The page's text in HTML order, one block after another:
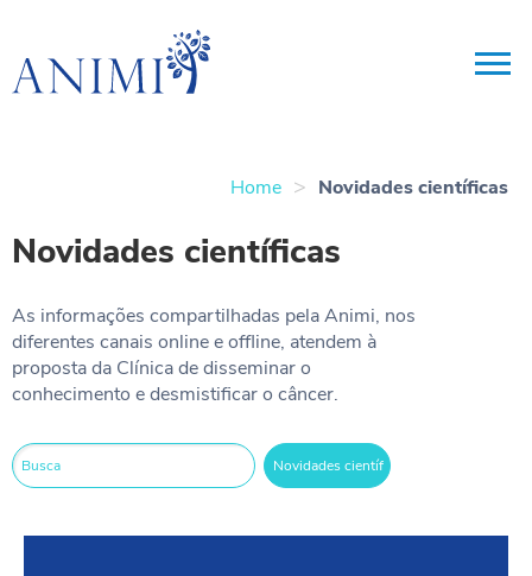
Home > Novidades científicas
Novidades científicas
As informações compartilhadas pela Animi, nos
diferentes canais online e offline, atendem à
proposta da Clínica de disseminar o
conhecimento e desmistificar o câncer.